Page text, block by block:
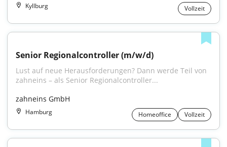
Kyllburg Vollzeit
Senior Regionalcontroller (m/w/d)
Lust auf neue Herausforderungen? Dann werde Teil von
zahneins – als Senior Regionalcontroller...
zahneins GmbH
Hamburg Homeoffice Vollzeit